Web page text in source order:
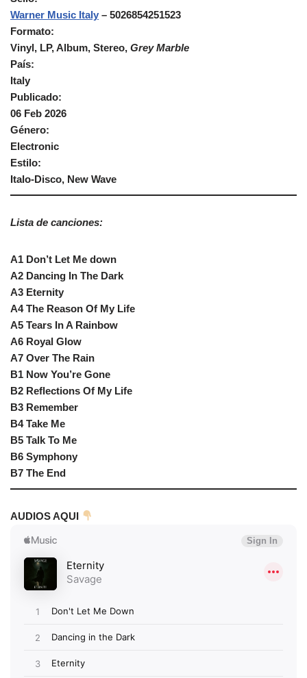
Warner Music Italy ‎– 5026854251523
Formato:
Vinyl, LP, Album, Stereo, Grey Marble
País:
Italy
Publicado:
06 Feb 2026
Género:
Electronic
Estilo:
Italo-Disco, New Wave
Lista de canciones:
A1 Don’t Let Me down
A2 Dancing In The Dark
A3 Eternity
A4 The Reason Of My Life
A5 Tears In A Rainbow
A6 Royal Glow
A7 Over The Rain
B1 Now You’re Gone
B2 Reflections Of My Life
B3 Remember
B4 Take Me
B5 Talk To Me
B6 Symphony
B7 The End
AUDIOS AQUI